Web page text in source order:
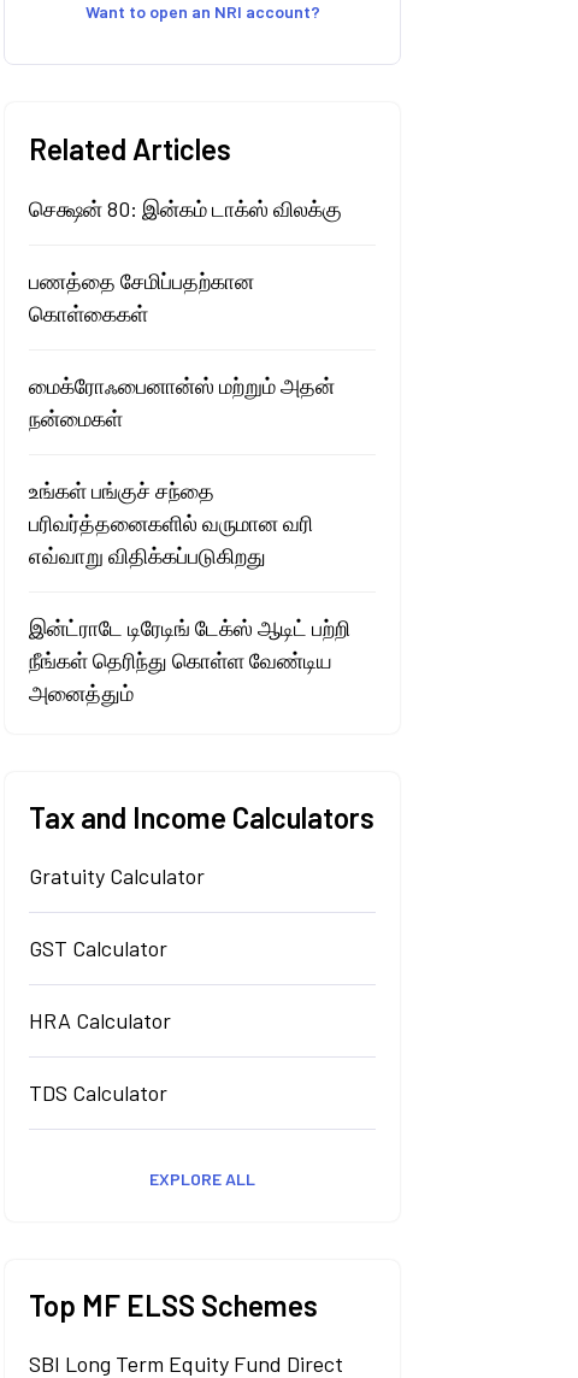
Want to open an NRI account?
Related Articles
செக்ஷன் 80: இன்கம் டாக்ஸ் விலக்கு
பணத்தை சேமிப்பதற்கான
கொள்கைகள்
மைக்ரோஃபைனான்ஸ் மற்றும் அதன்
நன்மைகள்
உங்கள் பங்குச் சந்தை
பரிவர்த்தனைகளில் வருமான வரி
எவ்வாறு விதிக்கப்படுகிறது
இன்ட்ராடே டிரேடிங் டேக்ஸ் ஆடிட் பற்றி
நீங்கள் தெரிந்து கொள்ள வேண்டிய
அனைத்தும்
Tax and Income Calculators
Gratuity Calculator
GST Calculator
HRA Calculator
TDS Calculator
EXPLORE ALL
Top MF ELSS Schemes
SBI Long Term Equity Fund Direct